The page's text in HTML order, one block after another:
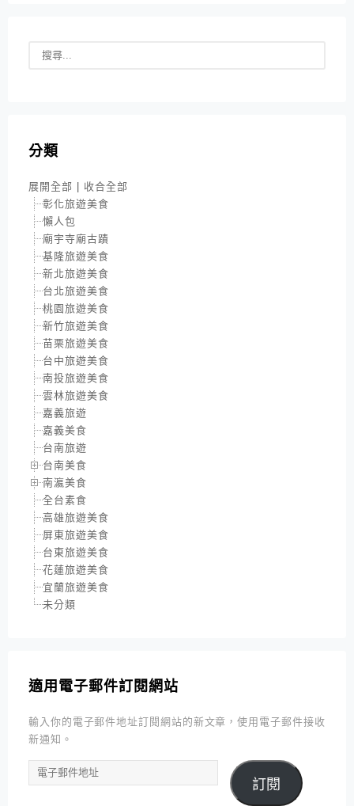
分類
展開全部 | 收合全部
彰化旅遊美食
懶人包
廟宇寺廟古蹟
基隆旅遊美食
新北旅遊美食
台北旅遊美食
桃園旅遊美食
新竹旅遊美食
苗栗旅遊美食
台中旅遊美食
南投旅遊美食
雲林旅遊美食
嘉義旅遊
嘉義美食
台南旅遊
台南美食
南瀛美食
全台素食
高雄旅遊美食
屏東旅遊美食
台東旅遊美食
花蓮旅遊美食
宜蘭旅遊美食
未分類
適用電子郵件訂閱網站
輸入你的電子郵件地址訂閱網站的新文章，使用電子郵件接收
新通知。
電
子
訂閱